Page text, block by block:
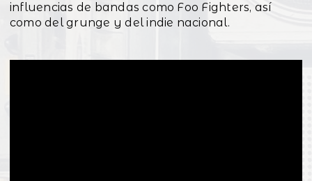
influencias de bandas como Foo Fighters, así
como del grunge y del indie nacional.